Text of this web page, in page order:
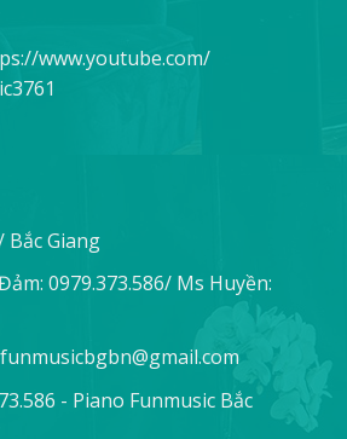
www.youtube.com/
Bắc Giang
0979.373.586/ Ms Huyền:
- Piano Funmusic Bắc